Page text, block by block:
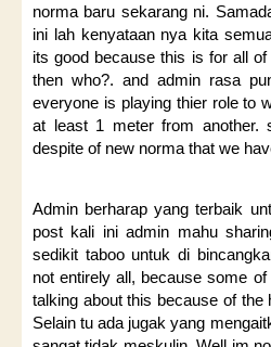
norma baru sekarang ni.
ini lah kenyataan nya kita
its good because this is for all
then who?. and admin rasa
everyone is playing thier role to
at least 1 meter from
despite of new norma that we
Admin berharap yang terbaik
post kali ini admin mahu
sedikit taboo untuk di
not entirely all, because some
talking about this because of
Selain tu ada jugak yang